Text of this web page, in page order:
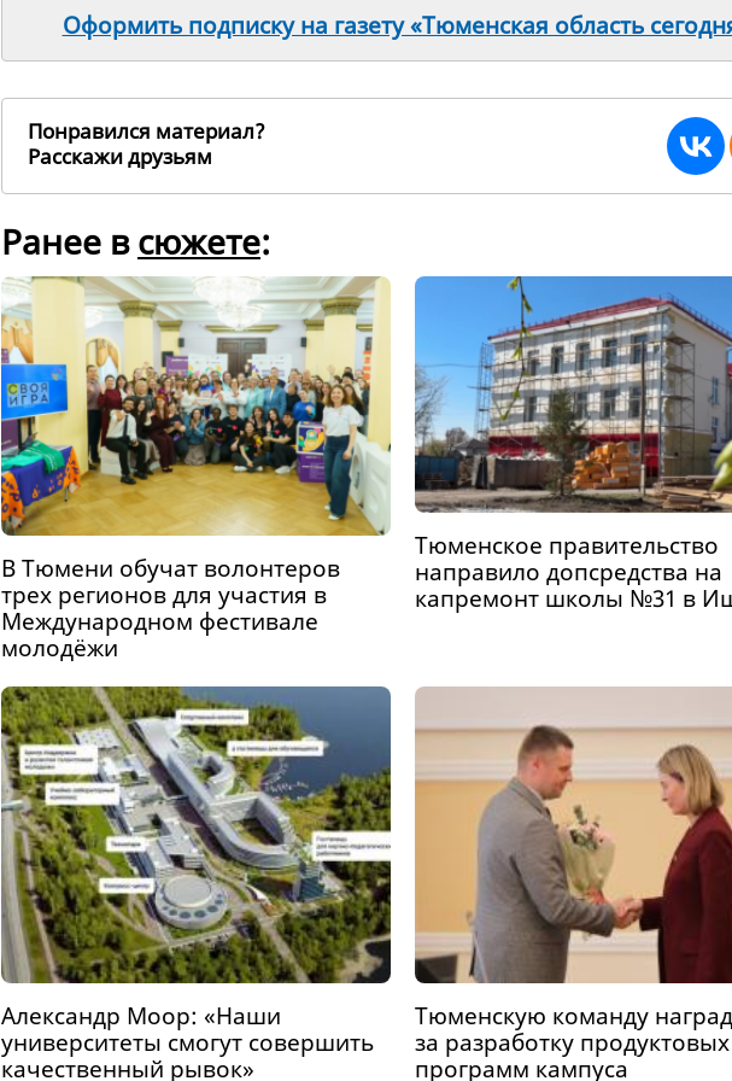
Оформить подписку на газету «Тюменская область
Понравился материал?
Расскажи друзьям
Ранее всюжете:
В Тюмени обучат волонтеров
трех регионов для участия в
Международном фестивале
молодёжи
Тюменское правительство
направило допсредства на
капремонт школы №31 в
Александр Моор: «Наши
университеты смогут совершить
качественный рывок»
Тюменскую команду
за разработку продуктовых
программ кампуса